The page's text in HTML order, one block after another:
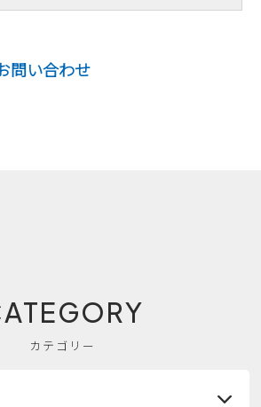
問い合わせ
カテゴリー